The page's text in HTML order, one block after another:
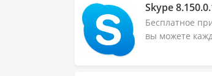
Skype
Бесплатное
вы можете